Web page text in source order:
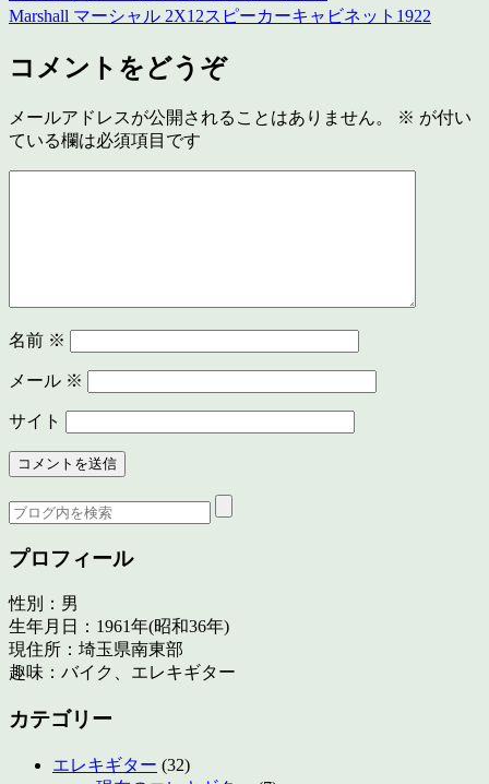
Marshall マーシャル 2X12スピーカーキャビネット1922
コメントをどうぞ
メールアドレスが公開されることはありません。 ※ が付い
ている欄は必須項目です
名前 ※
メール ※
サイト
プロフィール
性別：男
生年月日：1961年(昭和36年)
現住所：埼玉県南東部
趣味：バイク、エレキギター
カテゴリー
エレキギター (32)